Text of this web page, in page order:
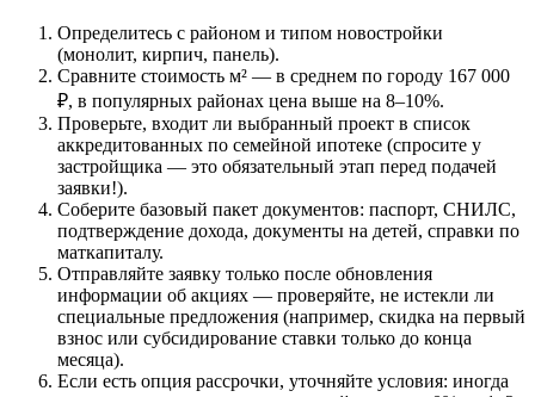
Определитесь с районом и типом новостройки
(монолит, кирпич, панель).
Сравните стоимость м² — в среднем по городу 167 000
₽, в популярных районах цена выше на 8–10%.
Проверьте, входит ли выбранный проект в список
аккредитованных по семейной ипотеке (спросите у
застройщика — это обязательный этап перед подачей
заявки!).
Соберите базовый пакет документов: паспорт, СНИЛС,
подтверждение дохода, документы на детей, справки по
маткапиталу.
Отправляйте заявку только после обновления
информации об акциях — проверяйте, не истекли ли
специальные предложения (например, скидка на первый
взнос или субсидирование ставки только до конца
месяца).
Если есть опция рассрочки, уточняйте условия: иногда